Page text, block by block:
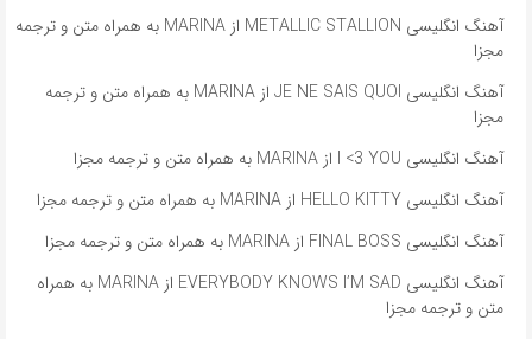
آهنگ انگلیسی METALLIC STALLION از MARINA به همراه متن و ترجمه
مجزا
آهنگ انگلیسی JE NE SAIS QUOI از MARINA به همراه متن و ترجمه
مجزا
آهنگ انگلیسی I <3 YOU از MARINA به همراه متن و ترجمه مجزا
آهنگ انگلیسی HELLO KITTY از MARINA به همراه متن و ترجمه مجزا
آهنگ انگلیسی FINAL BOSS از MARINA به همراه متن و ترجمه مجزا
آهنگ انگلیسی EVERYBODY KNOWS I’M SAD از MARINA به همراه
متن و ترجمه مجزا